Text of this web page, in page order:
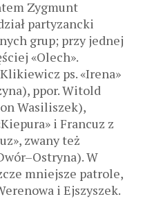
Zygmunt
partyzancki
grup; przy jednej
«Olech».
ps. «Irena»
ppor. Witold
Wasiliszek),
i Francuz z
zwany też
W
mniejsze patrole,
i Ejszyszek.